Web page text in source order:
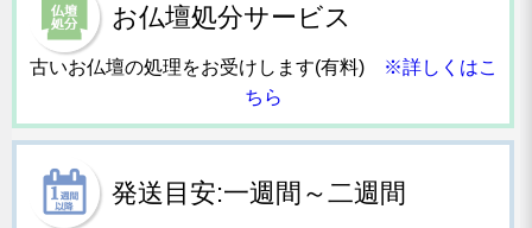
お仏壇処分サービス
古いお仏壇の処理をお受けします(有料)
※詳しくはこ
ちら
発送目安:一週間～二週間